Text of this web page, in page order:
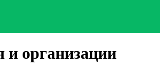
и организации